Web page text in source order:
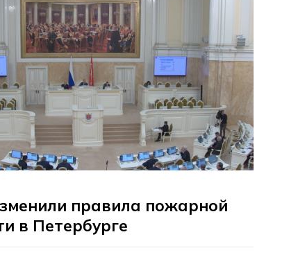
правила пожарной
в Петербурге